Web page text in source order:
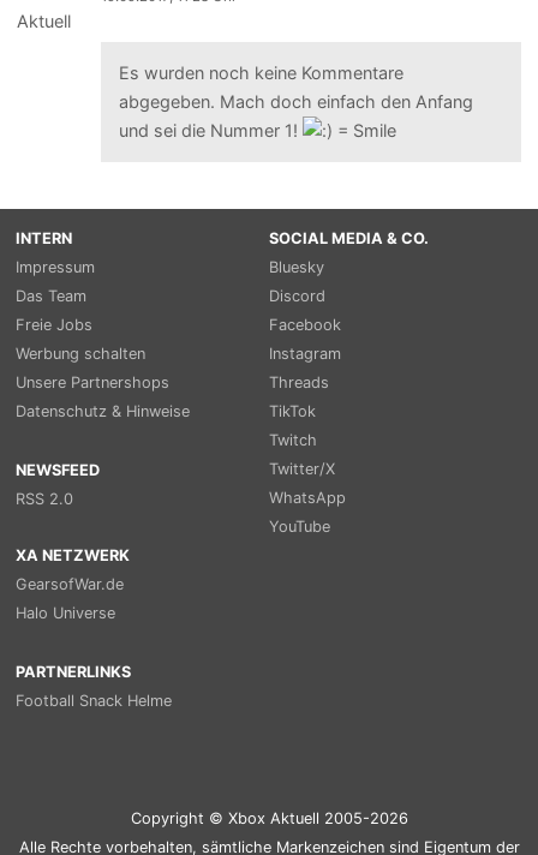
Es wurden noch keine Kommentare
abgegeben. Mach doch einfach den Anfang
und sei die Nummer 1!
INTERN
Impressum
Das Team
Freie Jobs
Werbung schalten
Unsere Partnershops
Datenschutz & Hinweise
NEWSFEED
RSS 2.0
SOCIAL MEDIA & CO.
Bluesky
Discord
Facebook
Instagram
Threads
TikTok
Twitch
Twitter/X
WhatsApp
YouTube
XA NETZWERK
GearsofWar.de
Halo Universe
PARTNERLINKS
Football Snack Helme
Copyright © Xbox Aktuell 2005-2026
Alle Rechte vorbehalten, sämtliche Markenzeichen sind Eigentum der